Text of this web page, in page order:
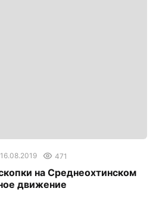
471
на Среднеохтинском
движение